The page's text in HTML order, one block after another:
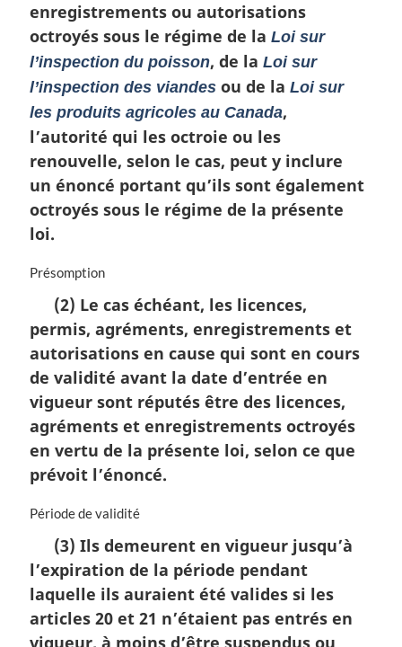
g
i
n
l
e
:
enregistrements ou autorisations
octroyés sous le régime de la Loi sur
l’inspection du poisson, de la Loi sur
l’inspection des viandes ou de la Loi sur
les produits agricoles au Canada,
l’autorité qui les octroie ou les
renouvelle, selon le cas, peut y inclure
un énoncé portant qu’ils sont également
octroyés sous le régime de la présente
loi.
N
e
m
r
g
i
a
:
Présomption
(2) Le cas échéant, les licences,
permis, agréments, enregistrements et
autorisations en cause qui sont en cours
de validité avant la date d’entrée en
vigueur sont réputés être des licences,
agréments et enregistrements octroyés
en vertu de la présente loi, selon ce que
prévoit l’énoncé.
N
e
m
r
Période de validité
(3) Ils demeurent en vigueur jusqu’à
l’expiration de la période pendant
laquelle ils auraient été valides si les
articles 20 et 21 n’étaient pas entrés en